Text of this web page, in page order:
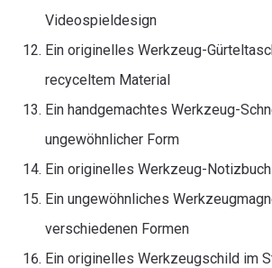
Videospieldesign
Ein originelles Werkzeug-
recyceltem Material
Ein handgemachtes Werkzeug-
ungewöhnlicher Form
Ein originelles Werkzeug-
Ein ungewöhnliches
verschiedenen Formen
Ein originelles Werkzeugschild im